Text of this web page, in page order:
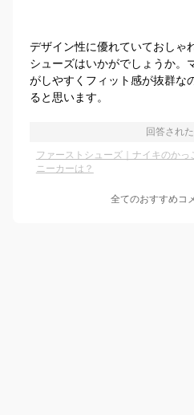
デザイン性に優れていておしゃ
シューズはいかがでしょうか。
がしやすくフィット感が抜群な
ると思います。
回答され
ファーストシューズ｜ナイキのか
ニーカーは？
全てのおすすめコ